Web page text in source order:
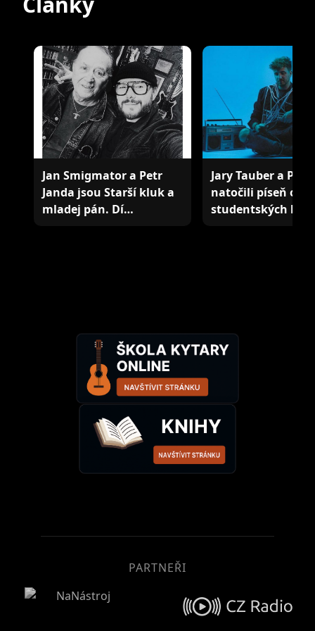
Jan Smigmator a Petr
Janda jsou Starší kluk a
mladej pán. Dí…
Jary Tauber a Petr
natočili píseň o
studentských
PARTNEŘI